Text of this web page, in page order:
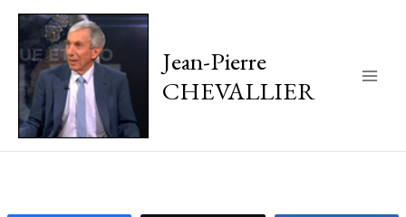
Jean-Pierre
CHEVALLIER